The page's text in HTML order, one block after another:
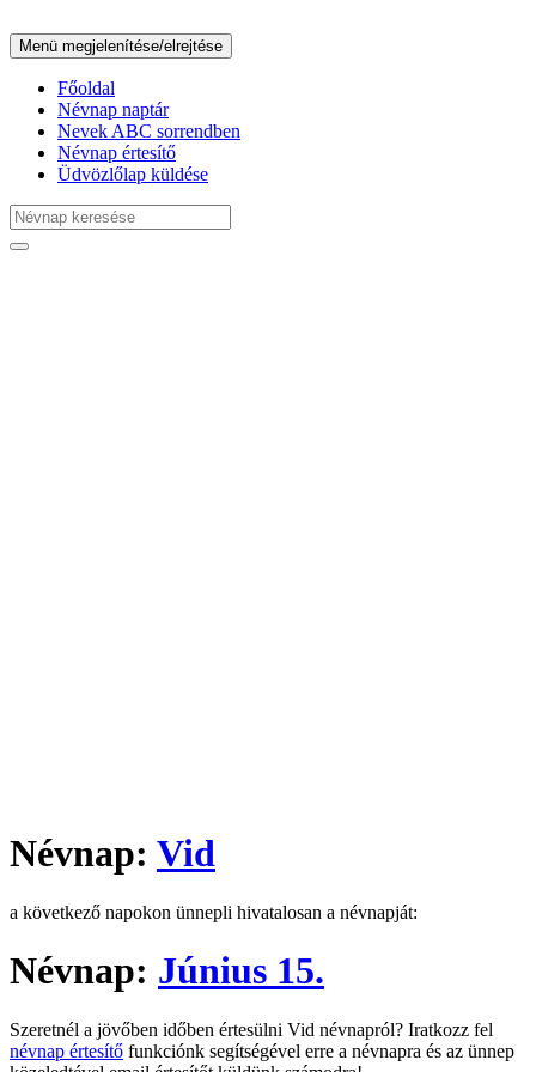
Menü megjelenítése/elrejtése
Főoldal
Névnap naptár
Nevek ABC sorrendben
Névnap értesítő
Üdvözlőlap küldése
Névnap: Vid
a következő napokon ünnepli hivatalosan a névnapját:
Névnap: Június 15.
Szeretnél a jövőben időben értesülni Vid névnapról? Iratkozz fel
névnap értesítő funkciónk segítségével erre a névnapra és az ünnep